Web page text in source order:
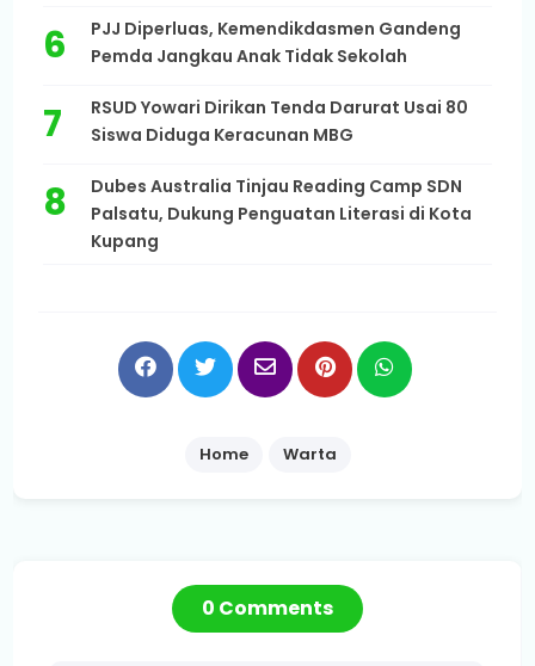
PJJ Diperluas, Kemendikdasmen Gandeng
Pemda Jangkau Anak Tidak Sekolah
RSUD Yowari Dirikan Tenda Darurat Usai 80
Siswa Diduga Keracunan MBG
Dubes Australia Tinjau Reading Camp SDN
Palsatu, Dukung Penguatan Literasi di Kota
Kupang
Home Warta
0 Comments